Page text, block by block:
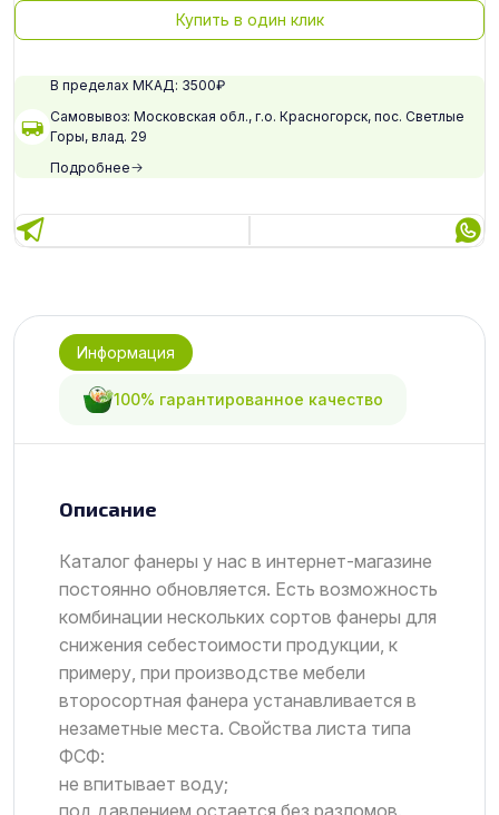
Купить в один клик
В пределах МКАД: 3500₽
Самовывоз: Московская обл., г.о. Красногорск, пос. Светлые
Горы, влад. 29
Подробнее
Информация
100% гарантированное качество
Описание
Каталог фанеры у нас в интернет-магазине
постоянно обновляется. Есть возможность
комбинации нескольких сортов фанеры для
снижения себестоимости продукции, к
примеру, при производстве мебели
второсортная фанера устанавливается в
незаметные места. Свойства листа типа
ФСФ:
не впитывает воду;
под давлением остается без разломов.